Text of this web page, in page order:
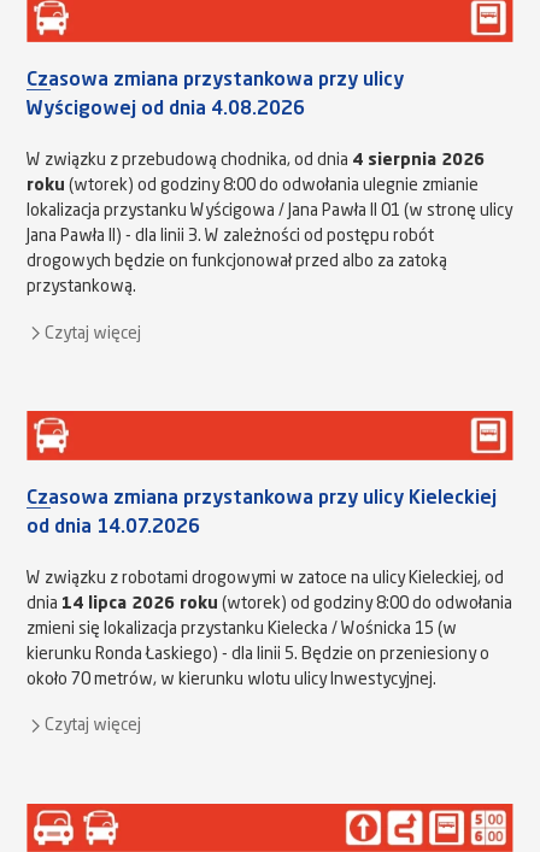
Czasowa zmiana przystankowa przy ulicy
Wyścigowej od dnia 4.08.2026
W związku z przebudową chodnika, od dnia 4 sierpnia 2026
roku (wtorek) od godziny 8:00 do odwołania ulegnie zmianie
lokalizacja przystanku Wyścigowa / Jana Pawła II 01 (w stronę ulicy
Jana Pawła II) - dla linii 3. W zależności od postępu robót
drogowych będzie on funkcjonował przed albo za zatoką
przystankową.
Czytaj więcej
Czasowa zmiana przystankowa przy ulicy Kieleckiej
od dnia 14.07.2026
W związku z robotami drogowymi w zatoce na ulicy Kieleckiej, od
dnia 14 lipca 2026 roku (wtorek) od godziny 8:00 do odwołania
zmieni się lokalizacja przystanku Kielecka / Wośnicka 15 (w
kierunku Ronda Łaskiego) - dla linii 5. Będzie on przeniesiony o
około 70 metrów, w kierunku wlotu ulicy Inwestycyjnej.
Czytaj więcej